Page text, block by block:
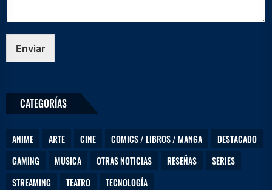
o
r
Enviar
CATEGORÍAS
ANIME ARTE CINE COMICS / LIBROS / MANGA
DESTACADO
GAMING
MUSICA OTRAS NOTICIAS RESEÑAS
SERIES
STREAMING
TEATRO TECNOLOGÍA